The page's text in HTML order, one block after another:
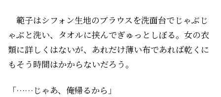
範子はシフォン生地のブラウスを洗面台でじゃぶじ
ゃぶと洗い、タオルに挟んでぎゅっとしぼる。女の衣
類に詳しくはないが、あれだけ薄い布であれば乾くに
もそう時間はかからないだろう。
「……じゃあ、俺帰るから」